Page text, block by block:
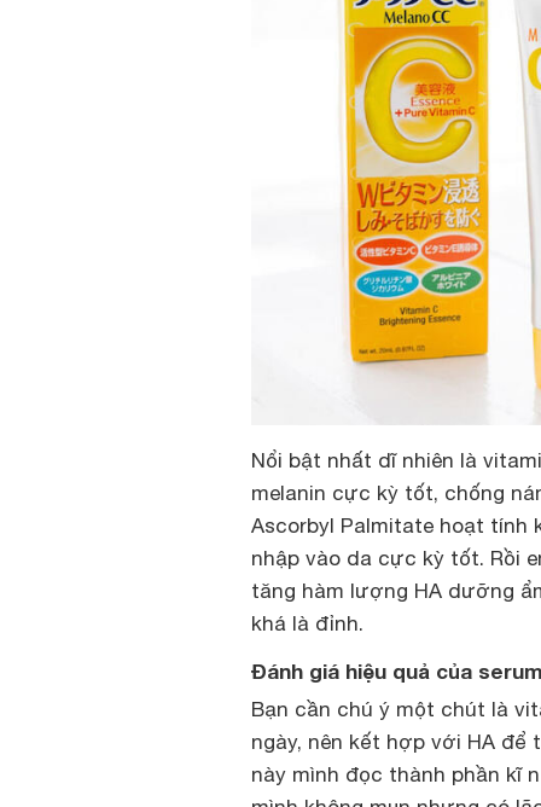
Nổi bật nhất dĩ nhiên là
melanin cực kỳ tốt, chống
Ascorbyl Palmitate hoạt tính
nhập vào da cực kỳ tốt. Rồi
tăng hàm lượng HA dưỡng
khá là đỉnh.
Đánh giá hiệu quả của
Bạn cần chú ý một chút là
ngày, nên kết hợp với HA để
này mình đọc thành phần kĩ